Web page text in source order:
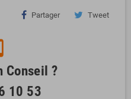
Partager Tweet
Conseil ?
10 53